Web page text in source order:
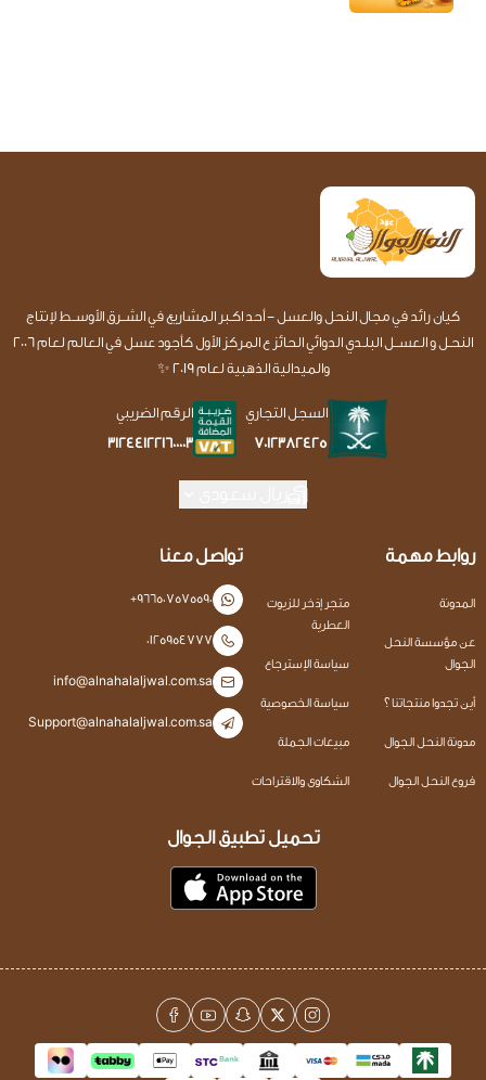
كيان رائد في مجال النحل والعسل - أحد اكـبر المشاريع في الشــرق الأوســط لإنتاج
النحـل و العســل البلـدي الدوائي الحائز ع المركز الأول كأجود عسل في العالم لعام 2006
والميدالية الذهبية لعام 2019 ✨
السجل التجاري
7012382425
الرقم الضريبي
312441221600003
روابط مهمة
المدونة
عن مؤسسة النحل
الجوال
أين تجدوا منتجاتنا ؟
مدونة النحل الجوال
فروع النحل الجوال
متجر إذخر للزيوت
العطرية
سياسة الإسترجاع
سياسة الخصوصية
مبيعات الجملة
الشكاوى والاقتراحات
تواصل معنا
+966507575590
0125954777
info@alnahalaljwal.com.sa
Support@alnahalaljwal.com.sa
تحميل تطبيق الجوال